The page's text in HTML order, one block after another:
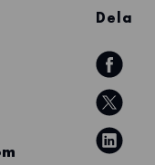
Dela